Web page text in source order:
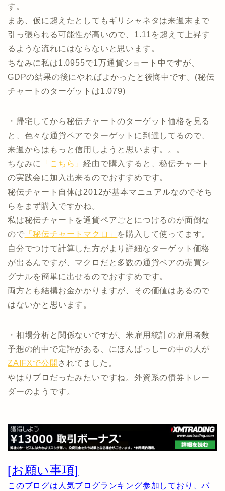
す。
まあ、仮に超えたとしてもギリシャネタは来週末まで
引っ張られる可能性が高いので、1.11を超えて上昇す
るような流れにはならないと思います。
ちなみに私は1.0955で1万通貨ショート中ですが、
GDPの結果の後にやればよかったと後悔中です。(秘伝
チャートのターゲットは1.079)
・帰宅してから秘伝チャートのターゲット価格を見る
と、色々な通貨ペアでターゲットに到達してるので、
来週からはもっと信用しようと思います。。。
ちなみに
「こちら」経由で購入すると、秘伝チャート
の実践会に加入出来るのでおすすめです。
秘伝チャート自体は2012が基本マニュアルなのでそち
らをまず購入ですかね。
私は秘伝チャートを通貨ペアごとにつけるのが面倒な
ので 「秘伝チャートマクロ」 を購入して使ってます。
自分でつけて計算した方がより詳細なターゲット価格
が出るんですが、マクロだと多数の通貨ペアの売買シ
グナルを簡単に出せるのでおすすめです。
両方とも結構お金かかりますが、その価値はあるので
はないかと思います。
・相場分析と関係ないですが、米雇用統計の雇用者数
予想の的中で定評がある、にほんばっしーの中の人が
ZAIFXで公開 されてました。
やはりプロだったみたいですね。外資系の債券トレー
ダーのようです。
[お願い事項]
このブログは人気ブログランキング参加しており、バ